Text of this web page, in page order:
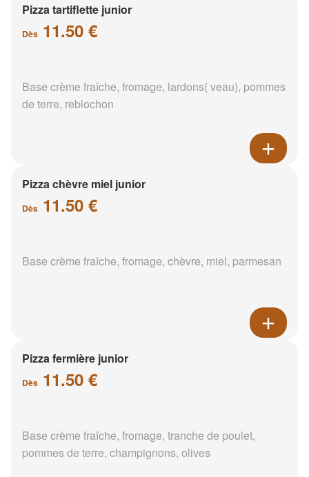
Pizza tartiflette junior
Dès 11.50 €
Base crème fraîche, fromage, lardons( veau), pommes
de terre, reblochon
Pizza chèvre miel junior
Dès 11.50 €
Base crème fraîche, fromage, chèvre, miel, parmesan
Pizza fermière junior
Dès 11.50 €
Base crème fraîche, fromage, tranche de poulet,
pommes de terre, champignons, olives